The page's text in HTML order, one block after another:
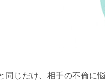
同じだけ、相手の不倫に